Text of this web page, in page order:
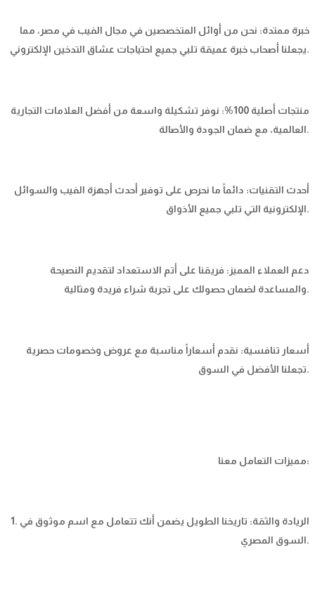
خبرة ممتدة: نحن من أوائل المتخصصين في مجال الفيب في مصر، مما
يجعلنا أصحاب خبرة عميقة تلبي جميع احتياجات عشاق التدخين الإلكتروني.
منتجات أصلية 100%: نوفر تشكيلة واسعة من أفضل العلامات التجارية
العالمية، مع ضمان الجودة والأصالة.
أحدث التقنيات: دائماً ما نحرص على توفير أحدث أجهزة الفيب والسوائل
الإلكترونية التي تلبي جميع الأذواق.
دعم العملاء المميز: فريقنا على أتم الاستعداد لتقديم النصيحة
والمساعدة لضمان حصولك على تجربة شراء فريدة ومثالية.
أسعار تنافسية: نقدم أسعاراً مناسبة مع عروض وخصومات حصرية
تجعلنا الأفضل في السوق.
مميزات التعامل معنا:
1. الريادة والثقة: تاريخنا الطويل يضمن أنك تتعامل مع اسم موثوق في
السوق المصري.